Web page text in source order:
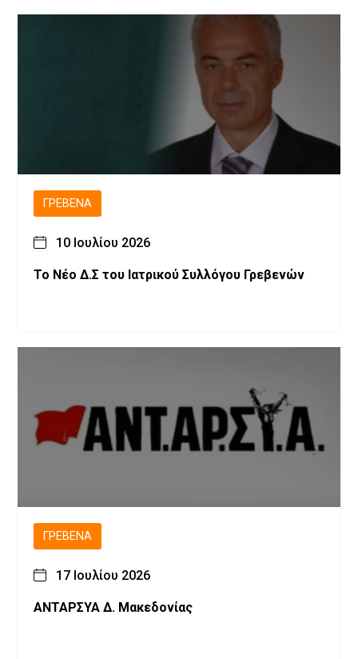
ΓΡΕΒΕΝΆ
10 Ιουλίου 2026
Το Νέο Δ.Σ του Ιατρικού Συλλόγου Γρεβενών
ΓΡΕΒΕΝΆ
17 Ιουλίου 2026
ΑΝΤΑΡΣΥΑ Δ. Μακεδονίας